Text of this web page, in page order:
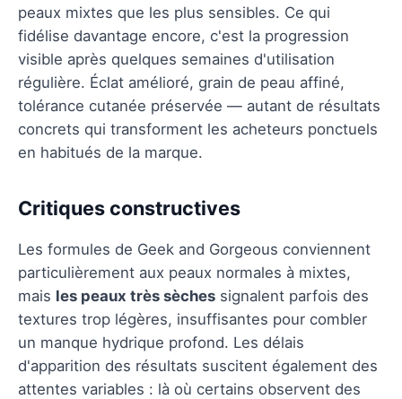
peaux mixtes que les plus sensibles. Ce qui
fidélise davantage encore, c'est la progression
visible après quelques semaines d'utilisation
régulière. Éclat amélioré, grain de peau affiné,
tolérance cutanée préservée — autant de résultats
concrets qui transforment les acheteurs ponctuels
en habitués de la marque.
Critiques constructives
Les formules de Geek and Gorgeous conviennent
particulièrement aux peaux normales à mixtes,
mais les peaux très sèches signalent parfois des
textures trop légères, insuffisantes pour combler
un manque hydrique profond. Les délais
d'apparition des résultats suscitent également des
attentes variables : là où certains observent des